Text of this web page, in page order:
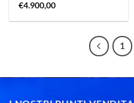
€4.900,00
1